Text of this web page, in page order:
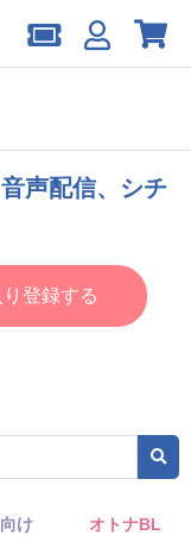
声配信、シチ
登録する
け オトナBL